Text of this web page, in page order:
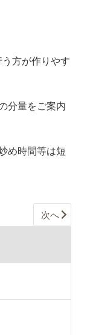
う方が作りやす
分量をご案内
め時間等は短
次へ